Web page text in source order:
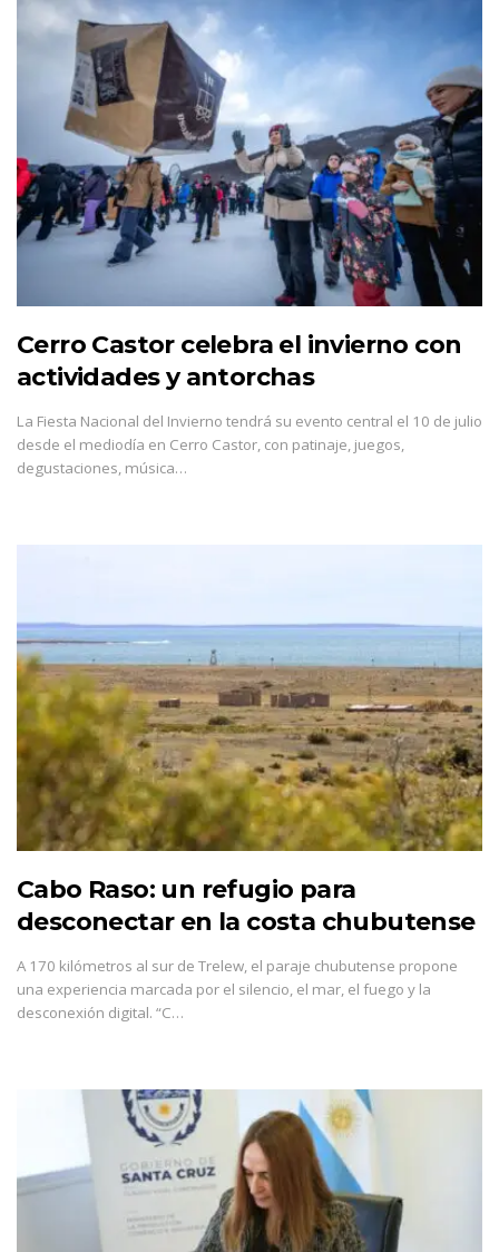
Cerro Castor celebra el invierno con
actividades y antorchas
La Fiesta Nacional del Invierno tendrá su evento central el 10 de julio
desde el mediodía en Cerro Castor, con patinaje, juegos,
degustaciones, música…
Cabo Raso: un refugio para
desconectar en la costa chubutense
A 170 kilómetros al sur de Trelew, el paraje chubutense propone
una experiencia marcada por el silencio, el mar, el fuego y la
desconexión digital. “C…